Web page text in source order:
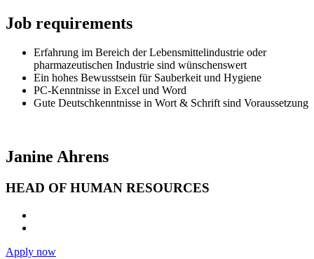
Job requirements
Erfahrung im Bereich der Lebensmittelindustrie oder
pharmazeutischen Industrie sind wünschenswert
Ein hohes Bewusstsein für Sauberkeit und Hygiene
PC-Kenntnisse in Excel und Word
Gute Deutschkenntnisse in Wort & Schrift sind Voraussetzung
Janine Ahrens
HEAD OF HUMAN RESOURCES
Apply now